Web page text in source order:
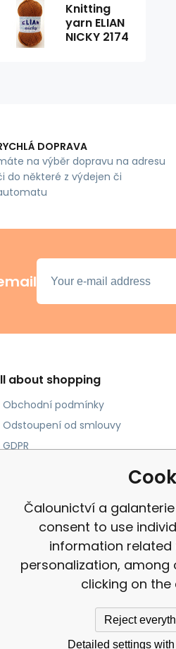
Knitting
yarn ELIAN
NICKY 2174
DOPRAVA
na výběr dopravu na adresu
do některé z výdejen či
about shopping
Obchodní podmínky
Odstoupení od smlouvy
GDPR
Čalounictví a
consent to use
information
personalization, among
clicking on the
Reject
Detailed settings